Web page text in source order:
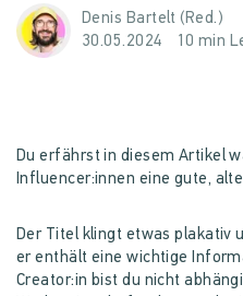
Denis Bartelt (Red.)
30.05.2024
10 min
Du erfährst in diesem Artikel
Influencer:innen eine gute,
Der Titel klingt etwas plakativ
er enthält eine wichtige
Creator:in bist du nicht